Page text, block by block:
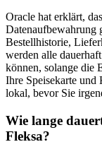
Oracle hat erklärt,
Datenaufbewahrung
Bestellhistorie,
werden alle
können, solange die
Ihre Speisekarte
lokal, bevor Sie
Wie lange
Fleksa?